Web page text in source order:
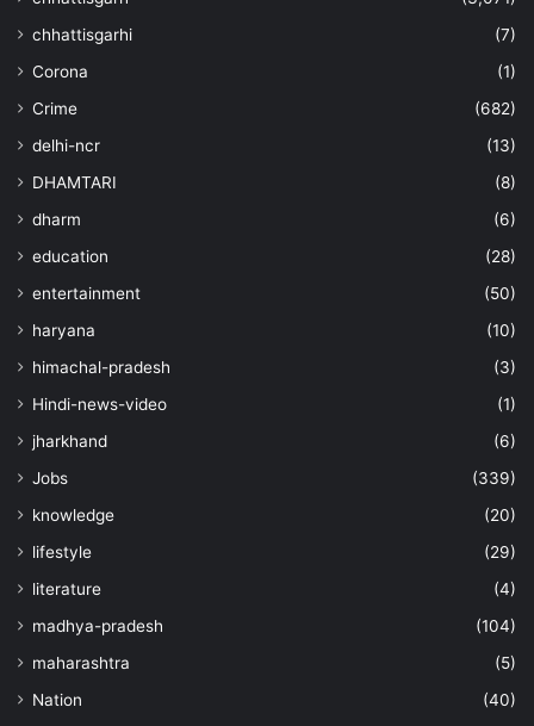
chhattisgarhi
(7)
Corona
(1)
Crime
(682)
delhi-ncr
(13)
DHAMTARI
(8)
dharm
(6)
education
(28)
entertainment
(50)
haryana
(10)
himachal-pradesh
(3)
Hindi-news-video
(1)
jharkhand
(6)
Jobs
(339)
knowledge
(20)
lifestyle
(29)
literature
(4)
madhya-pradesh
(104)
maharashtra
(5)
Nation
(40)